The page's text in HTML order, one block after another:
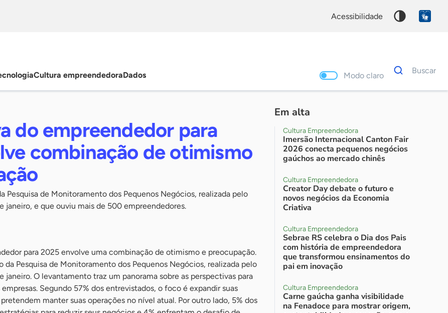
acessibilidade
Cultura empreendedoraDados Modo claro
Dados
para
Buscar
do empreendedor para
combinação de otimismo
Pesquisa de Monitoramento dos Pequenos Negócios, realizada pelo
janeiro, e que ouviu mais de 500 empreendedores.
para 2025 envolve uma combinação de otimismo e preocupação.
da Pesquisa de Monitoramento dos Pequenos Negócios, realizada pelo
janeiro. O levantamento traz um panorama sobre as perspectivas para
Segundo 57% dos entrevistados, o foco é expandir suas
manter suas operações no nível atual. Por outro lado, 5% dos
Em alta
Cultura Empreendedora
Imersão Internacional Canton Fair
2026 conecta pequenos negócios
gaúchos ao mercado chinês
Cultura Empreendedora
Creator Day debate o futuro e
novos negócios da Economia
Criativa
Cultura Empreendedora
Sebrae RS celebra o Dia dos Pais
com história de empreendedora
que transformou ensinamentos do
pai em inovação
Cultura Empreendedora
Carne gaúcha ganha visibilidade
na Fenadoce para mostrar origem,